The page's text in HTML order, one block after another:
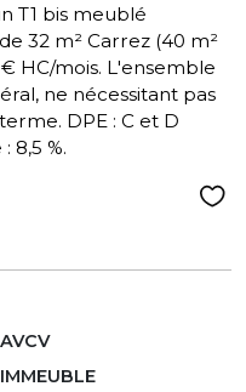
T1 bis meublé
32 m² Carrez (40 m²
HC/mois. L'ensemble
ne nécessitant pas
DPE : C et D
8,5 %.
AVCV
IMMEUBLE